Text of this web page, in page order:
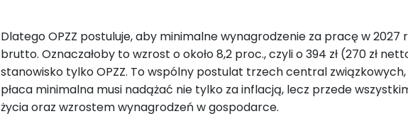
Dlatego OPZZ postuluje, aby minimalne wynagrodzenie za pracę w 2027
brutto. Oznaczałoby to wzrost o około 8,2 proc., czyli o 394 zł (270 zł
stanowisko tylko OPZZ. To wspólny postulat trzech central
płaca minimalna musi nadążać nie tylko za inflacją, lecz przede
życia oraz wzrostem wynagrodzeń w gospodarce.